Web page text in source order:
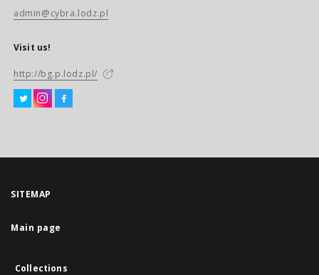
admin@cybra.lodz.pl
Visit us!
http://bg.p.lodz.pl/
SITEMAP
Main page
Collections